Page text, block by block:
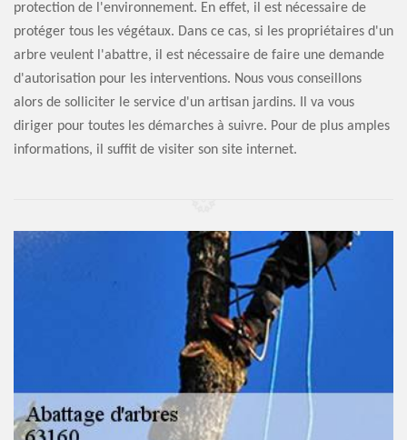
protection de l'environnement. En effet, il est nécessaire de
protéger tous les végétaux. Dans ce cas, si les propriétaires d'un
arbre veulent l'abattre, il est nécessaire de faire une demande
d'autorisation pour les interventions. Nous vous conseillons
alors de solliciter le service d'un artisan jardins. Il va vous
diriger pour toutes les démarches à suivre. Pour de plus amples
informations, il suffit de visiter son site internet.